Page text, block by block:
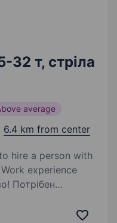
32 т, стріла
average
6.4 km from center
hire a person with
experience
Івановець